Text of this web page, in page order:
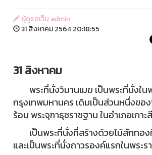
ผู้ดูแลเว็บ admin
31 สิงหาคม 2564 20:18:55
31 สิงหาคม
พระที่นั่งวิมานเมฆ เป็นพระที่นั่งใน
กรุงเทพมหานคร เดิมเป็นส่วนหนึ่งขอ
ร้อน พระจุฑาธุชราชฐาน ในอำเภอเกาะ
เป็นพระที่นั่งที่สร้างด้วยไม้สักทอ
และเป็นพระที่นั่งถาวรองค์แรกในพระ